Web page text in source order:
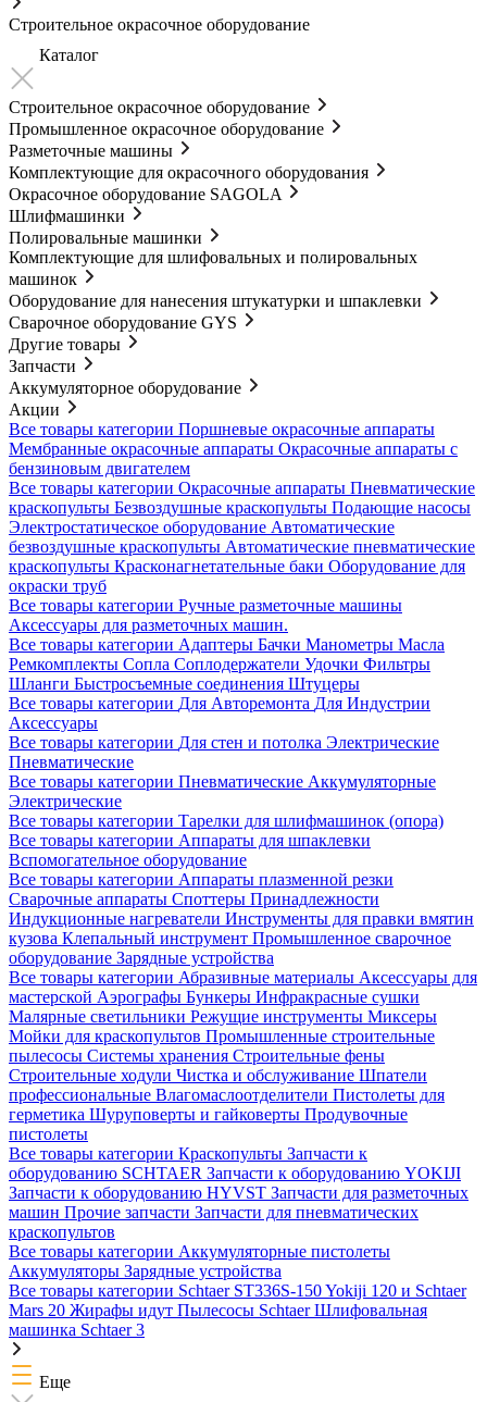
Строительное окрасочное оборудование
Каталог
Строительное окрасочное оборудование
Промышленное окрасочное оборудование
Разметочные машины
Комплектующие для окрасочного оборудования
Окрасочное оборудование SAGOLA
Шлифмашинки
Полировальные машинки
Комплектующие для шлифовальных и полировальных
машинок
Оборудование для нанесения штукатурки и шпаклевки
Сварочное оборудование GYS
Другие товары
Запчасти
Аккумуляторное оборудование
Акции
Все товары категории Поршневые окрасочные аппараты
Мембранные окрасочные аппараты Окрасочные аппараты с
бензиновым двигателем
Все товары категории Окрасочные аппараты Пневматические
краскопульты Безвоздушные краскопульты Подающие насосы
Электростатическое оборудование Автоматические
безвоздушные краскопульты Автоматические пневматические
краскопульты Красконагнетательные баки Оборудование для
окраски труб
Все товары категории Ручные разметочные машины
Аксессуары для разметочных машин.
Все товары категории Адаптеры Бачки Манометры Масла
Ремкомплекты Сопла Соплодержатели Удочки Фильтры
Шланги Быстросъемные соединения Штуцеры
Все товары категории Для Авторемонта Для Индустрии
Аксессуары
Все товары категории Для стен и потолка Электрические
Пневматические
Все товары категории Пневматические Аккумуляторные
Электрические
Все товары категории Тарелки для шлифмашинок (опора)
Все товары категории Аппараты для шпаклевки
Вспомогательное оборудование
Все товары категории Аппараты плазменной резки
Сварочные аппараты Споттеры Принадлежности
Индукционные нагреватели Инструменты для правки вмятин
кузова Клепальный инструмент Промышленное сварочное
оборудование Зарядные устройства
Все товары категории Абразивные материалы Аксессуары для
мастерской Аэрографы Бункеры Инфракрасные сушки
Малярные светильники Режущие инструменты Миксеры
Мойки для краскопультов Промышленные строительные
пылесосы Системы хранения Строительные фены
Строительные ходули Чистка и обслуживание Шпатели
профессиональные Влагомаслоотделители Пистолеты для
герметика Шуруповерты и гайковерты Продувочные
пистолеты
Все товары категории Краскопульты Запчасти к
оборудованию SCHTAER Запчасти к оборудованию YOKIJI
Запчасти к оборудованию HYVST Запчасти для разметочных
машин Прочие запчасти Запчасти для пневматических
краскопультов
Все товары категории Аккумуляторные пистолеты
Аккумуляторы Зарядные устройства
Все товары категории Schtaer ST336S-150Yokiji 120 и Schtaer
Mars 20 Жирафы идут Пылесосы SchtaerШлифовальная
машинка Schtaer 3
Еще